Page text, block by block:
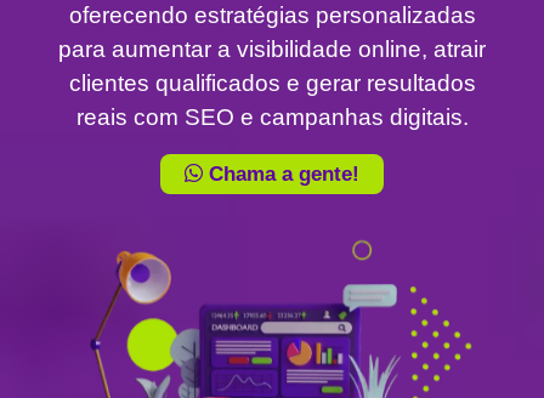
oferecendo estratégias personalizadas
para aumentar a visibilidade online, atrair
clientes qualificados e gerar resultados
reais com SEO e campanhas digitais.
Chama a gente!